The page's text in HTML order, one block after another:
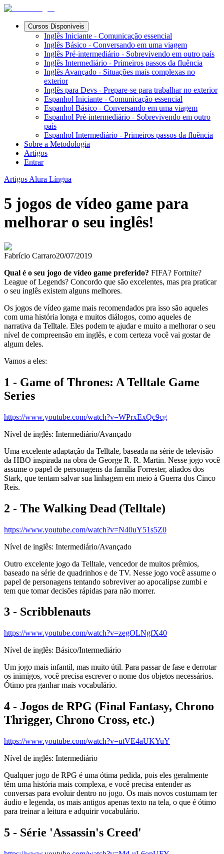
Cursos Disponíveis
Inglês Iniciante - Comunicação essencial
Inglês Básico - Conversando em uma viagem
Inglês Pré-intermediário - Sobrevivendo em outro país
Inglês Intermediário - Primeiros passos da fluência
Inglês Avançado - Situações mais complexas no
exterior
Inglês para Devs - Prepare-se para trabalhar no exterior
Espanhol Iniciante - Comunicação essencial
Espanhol Básico - Conversando em uma viagem
Espanhol Pré-intermediário - Sobrevivendo em outro
país
Espanhol Intermediário - Primeiros passos da fluência
Sobre a Metodologia
Artigos
Entrar
Artigos Alura Língua
5 jogos de vídeo game para
melhorar o seu inglês!
Fabrício Carraro20/07/2019
Qual é o seu jogo de vídeo game preferido? FIFA? Fortnite?
League of Legends? Concordo que são excelentes, mas pra praticar
o seu inglês existem alguns melhores.
Os jogos de vídeo game mais recomendados pra isso são aqueles
com uma história longa e muitos diálogos, como aqueles de
narrativa da Telltale. Eles podem te ajudar e muito a melhorar o seu
nível de compreensão em inglês, e com certeza você vai gostar de
algum deles.
Vamos a eles:
1 - Game of Thrones: A Telltale Game
Series
https://www.youtube.com/watch?v=WPrxExQc9cg
Nível de inglês: Intermediário/Avançado
Uma excelente adaptação da Telltale, baseada na série de televisão
da HBO inspirada na obra de George R. R. Martin. Nesse jogo você
assume o papel de personagens da família Forrester, aliados dos
Stark, que tentam salvar sua linhagem em meio à Guerra dos Cinco
Reis.
2 - The Walking Dead (Telltale)
https://www.youtube.com/watch?v=N40uY51s5Z0
Nível de inglês: Intermediário/Avançado
Outro excelente jogo da Telltale, vencedor de muitos prêmios,
baseado na série de quadrinhos e de TV. Nesse jogo você assume o
papel de personagens tentando sobreviver ao apocalipse zumbi e
tem que tomar decisões rápidas para não morrer.
3 - Scribblenauts
https://www.youtube.com/watch?v=zegOLNgfX40
Nível de inglês: Básico/Intermediário
Um jogo mais infantil, mas muito útil. Para passar de fase e derrotar
os inimigos, você precisa escrever o nome dos objetos necessários.
Ótimo pra ganhar mais vocabulário.
4 - Jogos de RPG (Final Fantasy, Chrono
Thrigger, Chrono Cross, etc.)
https://www.youtube.com/watch?v=utVE4aUKYuY
Nível de inglês: Intermediário
Qualquer jogo de RPG é uma ótima pedida, pois eles geralmente
têm uma história mais complexa, e você precisa entender as
conversas para evoluir dentro no jogo. Os mais novos costumam ter
áudio e legenda, os mais antigos apenas texto na tela, o que é ótimo
para treinar a leitura e adquirir vocabulário.
5 - Série 'Assassin's Creed'